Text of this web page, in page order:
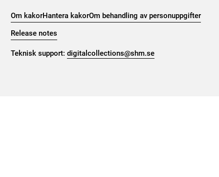
Om kakorHantera kakorOm behandling av personuppgifter
Release notes
Teknisk support:digitalcollections@shm.se